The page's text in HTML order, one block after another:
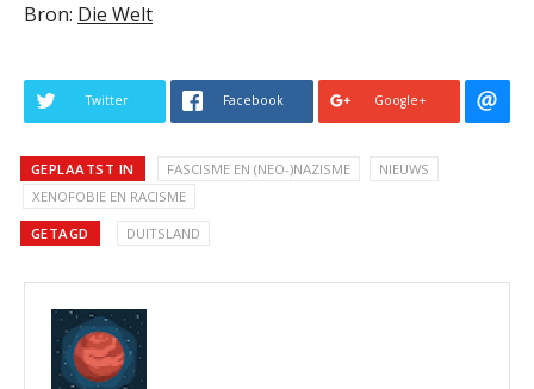
Bron: Die Welt
Twitter Facebook Google+
GEPLAATST IN FASCISME EN (NEO-)NAZISME
NIEUWS
XENOFOBIE EN RACISME
GETAGD DUITSLAND